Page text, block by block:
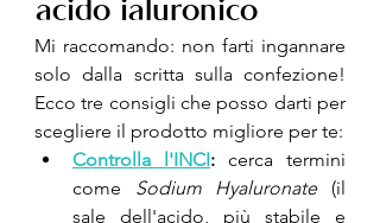
acido ialuronico
Mi raccomando: non farti ingannare
solo dalla scritta sulla confezione!
Ecco tre consigli che posso darti per
scegliere il prodotto migliore per te:
Controlla l'INCI: cerca termini
come Sodium Hyaluronate (il
sale dell'acido, più stabile e